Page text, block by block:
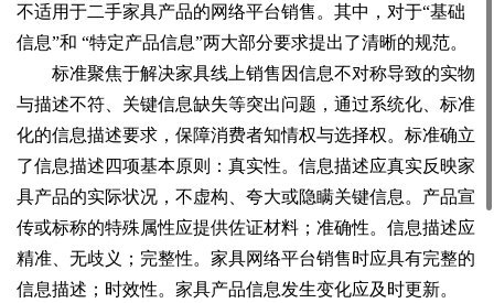
不适用于二手家具产品的网络平台销售。其中，对于“基础
信息”和 “特定产品信息”两大部分要求提出了清晰的规范。
标准聚焦于解决家具线上销售因信息不对称导致的实物
与描述不符、关键信息缺失等突出问题，通过系统化、标准
化的信息描述要求，保障消费者知情权与选择权。标准确立
了信息描述四项基本原则：真实性。信息描述应真实反映家
具产品的实际状况，不虚构、夸大或隐瞒关键信息。产品宣
传或标称的特殊属性应提供佐证材料；准确性。信息描述应
精准、无歧义；完整性。家具网络平台销售时应具有完整的
信息描述；时效性。家具产品信息发生变化应及时更新。